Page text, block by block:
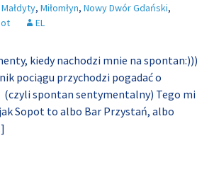
Małdyty, Miłomłyn, Nowy Dwór Gdański,
EL
kiedy nachodzi mnie na spontan:)))
pociągu przychodzi pogadać o
(czyli spontan sentymentalny) Tego mi
Sopot to albo Bar Przystań, albo